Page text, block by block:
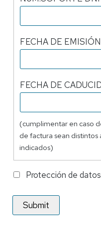
FECHA DE
FECHA DE
(cumplimentar en caso de
de factura sean distintos
indicados)
Protección de datos